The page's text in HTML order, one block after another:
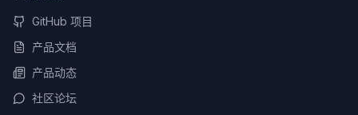
GitHub 项目
产品文档
产品动态
社区论坛